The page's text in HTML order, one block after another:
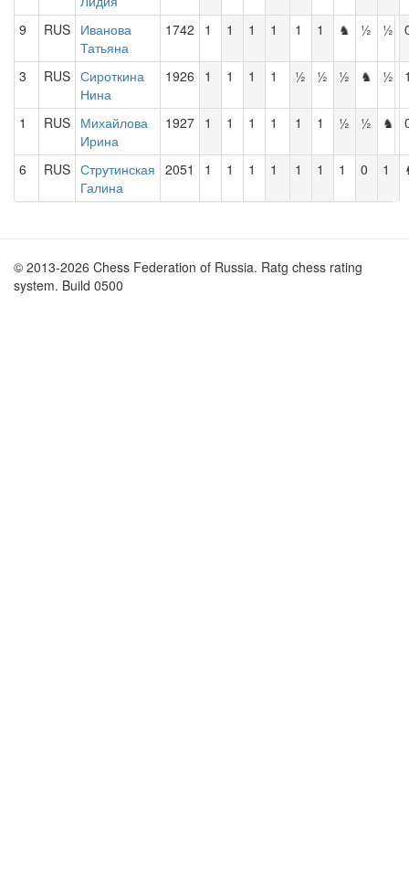
9 RUS Иванова
Татьяна
1742 1 1 1 1 1 1 ♞ ½ ½
3 RUS Сироткина
Нина
1926 1 1 1 1 ½ ½ ½ ♞ ½
1 RUS Михайлова
Ирина
1927 1 1 1 1 1 1 ½ ½ ♞
6 RUS Струтинская
Галина
2051 1 1 1 1 1 1 1 0 1
© 2013-2026 Chess Federation of Russia. Ratg chess rating
system. Build 0500